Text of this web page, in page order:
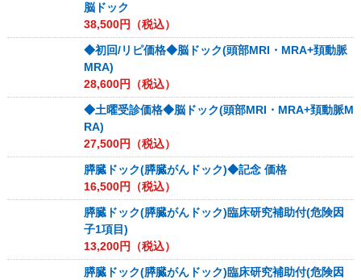
脳ドック
38,500円（税込）
◆初回/リピ価格◆脳ドック(頭部MRI・MRA+頚動脈
MRA)
28,600円（税込）
◆土曜受診価格◆脳ドック(頭部MRI・MRA+頚動脈M
RA)
27,500円（税込）
膵臓ドック(膵臓がんドック)◆記念 価格
16,500円（税込）
膵臓ドック(膵臓がんドック)臨床研究補助付(危険因
子1項目)
13,200円（税込）
膵臓ドック(膵臓がんドック)臨床研究補助付(危険因